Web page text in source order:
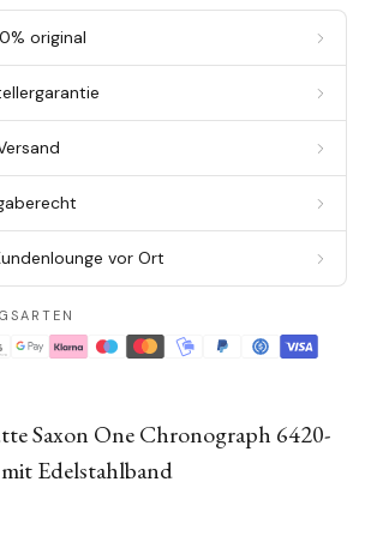
original
vor Ort
Saxon One Chronograph 6420-
Edelstahlband